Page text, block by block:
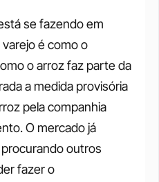
se fazendo em
é como o
o arroz faz parte da
a medida provisória
pela companhia
O mercado já
outros
fazer o